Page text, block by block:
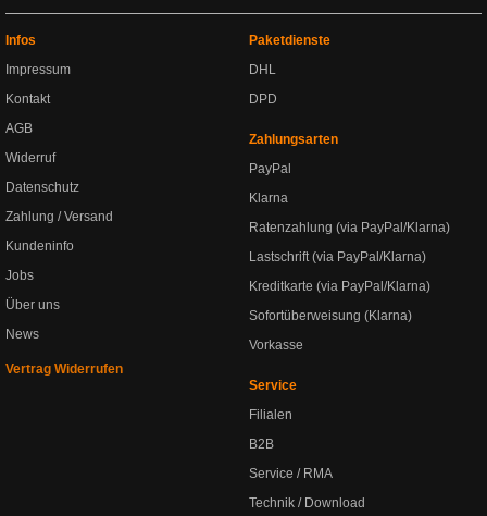
Infos
Impressum
Kontakt
AGB
Widerruf
Datenschutz
Zahlung / Versand
Kundeninfo
Jobs
Über uns
News
Vertrag Widerrufen
Paketdienste
DHL
DPD
Zahlungsarten
PayPal
Klarna
Ratenzahlung (via PayPal/Klarna)
Lastschrift (via PayPal/Klarna)
Kreditkarte (via PayPal/Klarna)
Sofortüberweisung (Klarna)
Vorkasse
Service
Filialen
B2B
Service / RMA
Technik / Download